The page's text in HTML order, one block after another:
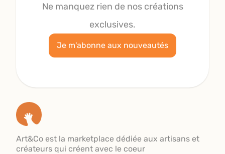
Ne manquez rien de nos créations
exclusives.
Je m'abonne aux nouveautés
Art&Co est la marketplace dédiée aux artisans et
créateurs qui créent avec le coeur